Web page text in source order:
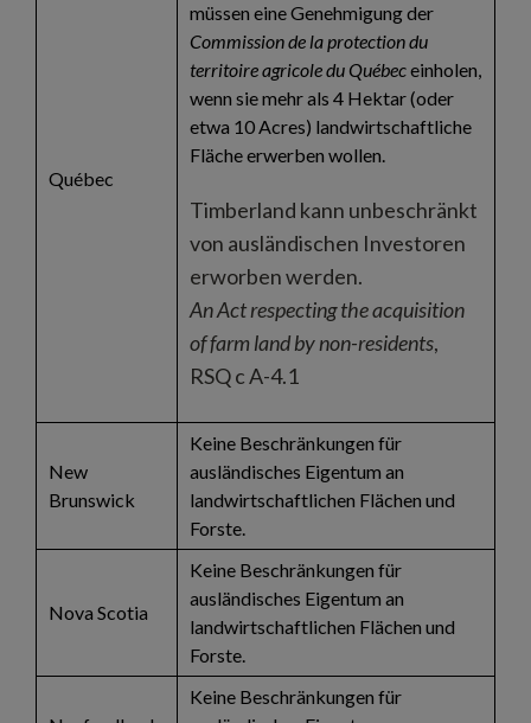
Québec
müssen eine Genehmigung der
Commission de la protection du
territoire agricole du Québeceinholen,
wenn sie mehr als 4 Hektar (oder
etwa 10 Acres) landwirtschaftliche
Fläche erwerben wollen.
Timberland kann unbeschränkt
von ausländischen Investoren
erworben werden.
An Act respecting the acquisition
of farm land by non-residents,
RSQ c A-4.1
New
Brunswick
Keine Beschränkungen für
ausländisches Eigentum an
landwirtschaftlichen Flächen und
Forste.
Nova Scotia
Keine Beschränkungen für
ausländisches Eigentum an
landwirtschaftlichen Flächen und
Forste.
Keine Beschränkungen für